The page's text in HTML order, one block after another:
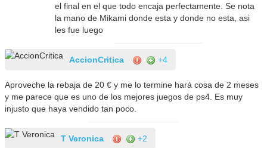
el final en el que todo encaja perfectamente. Se nota
la mano de Mikami donde esta y donde no esta, asi
les fue luego
AccionCritica +4
Aproveche la rebaja de 20 € y me lo termine hará cosa de 2 meses
y me parece que es uno de los mejores juegos de ps4. Es muy
injusto que haya vendido tan poco.
T Veronica +2